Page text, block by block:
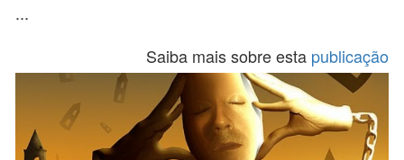
...
Saiba mais sobre esta publicação